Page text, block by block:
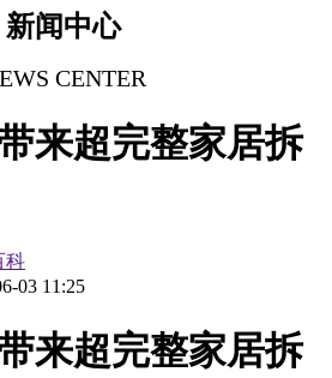
新闻中心
CENTER
来超完整家居拆
科
03 11:25
来超完整家居拆